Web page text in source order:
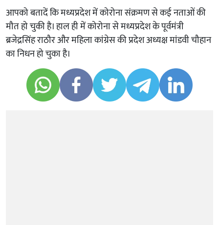
आपको बतादें कि मध्यप्रदेश में कोरोना संक्रमण से कई नताओं की
मौत हो चुकी है। हाल ही में कोरोना से मध्यप्रदेश के पूर्वमंत्री
ब्रजेद्रसिंह राठौर और महिला कांग्रेस की प्रदेश अध्यक्ष मांडवी चौहान
का निधन हो चुका है।